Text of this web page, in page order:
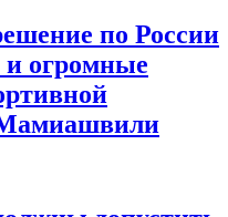
по России
огромные